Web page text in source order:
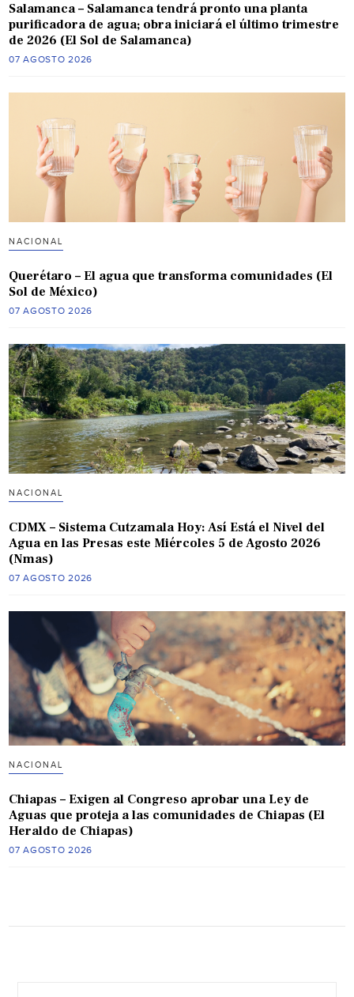
Salamanca – Salamanca tendrá pronto una planta
purificadora de agua; obra iniciará el último trimestre
de 2026 (El Sol de Salamanca)
07 AGOSTO 2026
NACIONAL
Querétaro – El agua que transforma comunidades (El
Sol de México)
07 AGOSTO 2026
NACIONAL
CDMX – Sistema Cutzamala Hoy: Así Está el Nivel del
Agua en las Presas este Miércoles 5 de Agosto 2026
(Nmas)
07 AGOSTO 2026
NACIONAL
Chiapas – Exigen al Congreso aprobar una Ley de
Aguas que proteja a las comunidades de Chiapas (El
Heraldo de Chiapas)
07 AGOSTO 2026